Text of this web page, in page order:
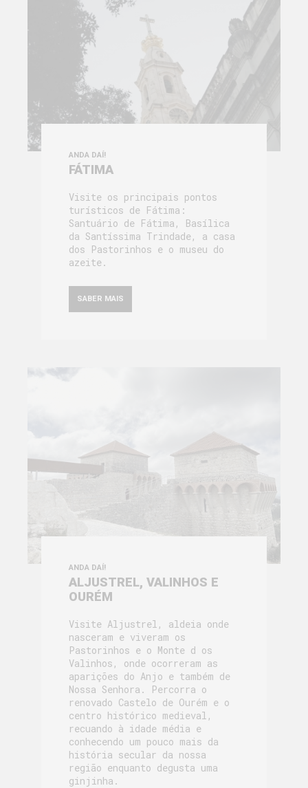
ANDA DAÍ!
FÁTIMA
Visite os principais pontos
turísticos de Fátima:
Santuário de Fátima, Basílica
da Santíssima Trindade, a casa
dos Pastorinhos e o museu do
azeite.
SABER MAIS
ANDA DAÍ!
ALJUSTREL, VALINHOS E
OURÉM
Visite Aljustrel, aldeia onde
nasceram e viveram os
Pastorinhos e o Monte d os
Valinhos, onde ocorreram as
aparições do Anjo e também de
Nossa Senhora. Percorra o
renovado Castelo de Ourém e o
centro histórico medieval,
recuando à idade média e
conhecendo um pouco mais da
história secular da nossa
região enquanto degusta uma
ginjinha.